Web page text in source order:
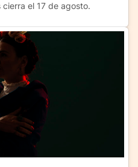
el 17 de agosto.